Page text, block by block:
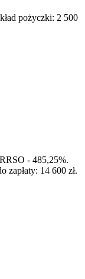
pożyczki: 2 500
- 485,25%.
zapłaty: 14 600 zł.